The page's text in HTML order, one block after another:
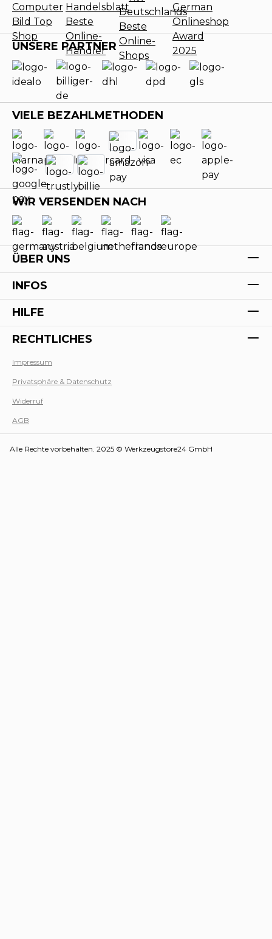
UNSERE PARTNER
VIELE BEZAHLMETHODEN
WIR VERSENDEN NACH
ÜBER UNS
INFOS
HILFE
RECHTLICHES
Impressum
Privatsphäre & Datenschutz
Widerruf
AGB
Alle Rechte vorbehalten. 2025 © Werkzeugstore24 GmbH